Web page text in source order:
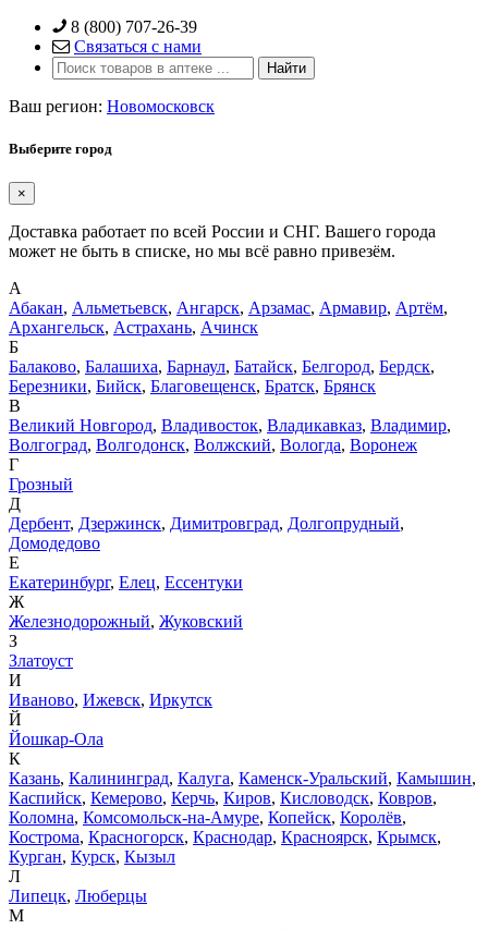
Skip
content
8 (800) 707-26-39
Связаться с нами
Ваш регион: Новомосковск
Выберите город
×
Доставка работает по всей России и СНГ. Вашего города
может не быть в списке, но мы всё равно привезём.
А
Абакан, Альметьевск, Ангарск, Арзамас, Армавир, Артём,
Архангельск, Астрахань, Ачинск
Б
Балаково, Балашиха, Барнаул, Батайск, Белгород, Бердск,
Березники, Бийск, Благовещенск, Братск, Брянск
В
Великий Новгород, Владивосток, Владикавказ, Владимир,
Волгоград, Волгодонск, Волжский, Вологда, Воронеж
Г
Грозный
Д
Дербент, Дзержинск, Димитровград, Долгопрудный,
Домодедово
Е
Екатеринбург, Елец, Ессентуки
Ж
Железнодорожный, Жуковский
З
Златоуст
И
Иваново, Ижевск, Иркутск
Й
Йошкар-Ола
К
Казань, Калининград, Калуга, Каменск-Уральский, Камышин,
Каспийск, Кемерово, Керчь, Киров, Кисловодск, Ковров,
Коломна, Комсомольск-на-Амуре, Копейск, Королёв,
Кострома, Красногорск, Краснодар, Красноярск, Крымск,
Курган, Курск, Кызыл
Л
Липецк, Люберцы
М